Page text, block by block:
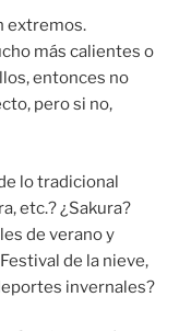
extremos.
más calientes o
entonces no
pero si no,
lo tradicional
etc.? ¿Sakura?
de verano y
de la nieve,
invernales?